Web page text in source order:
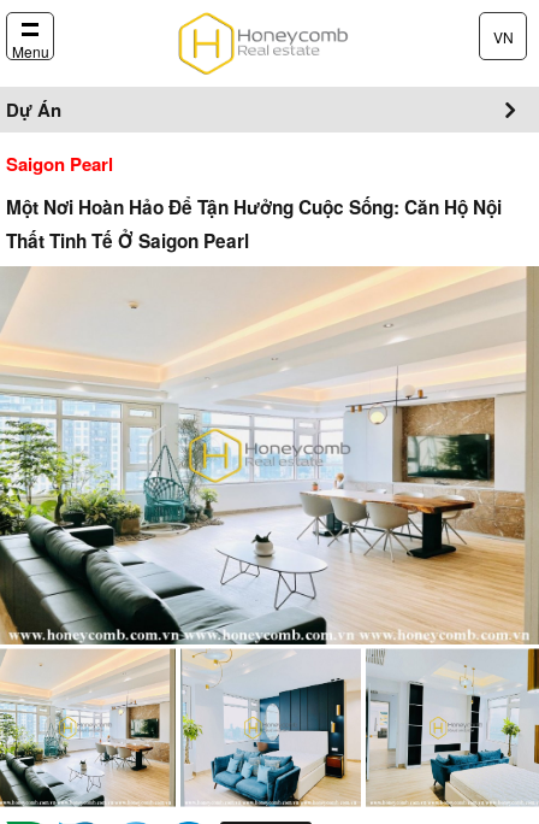
Menu
VN
Dự Án
Saigon Pearl
Một Nơi Hoàn Hảo Để Tận Hưởng Cuộc Sống: Căn Hộ Nội
Thất Tinh Tế Ở Saigon Pearl